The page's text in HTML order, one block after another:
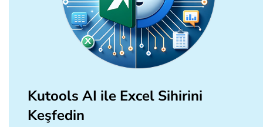
Kutools AI ile Excel Sihirini
Keşfedin